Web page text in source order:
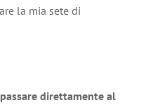
la mia sete di
direttamente al